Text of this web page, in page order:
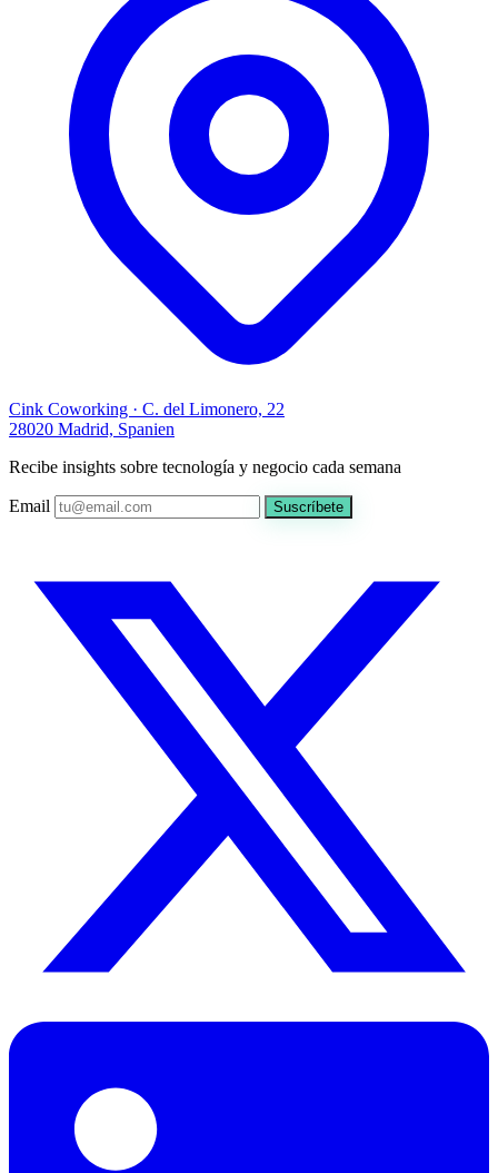
Cink Coworking · C. del Limonero, 22
28020 Madrid, Spanien
Recibe insights sobre tecnología y negocio cada semana
Email Suscríbete